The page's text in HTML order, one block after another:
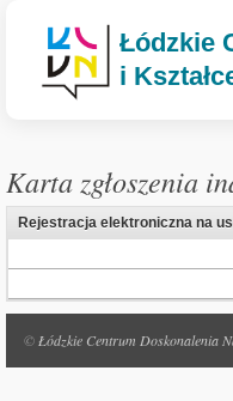
Łódzkie
i
Karta zgłoszenia
Rejestracja elektroniczna na
© Łódzkie Centrum Doskonalenia